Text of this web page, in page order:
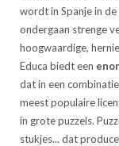
wordt in Spanje in
ondergaan strenge
hoogwaardige,
Educa biedt een
dat in een
meest populaire
in grote puzzels.
stukjes... dat